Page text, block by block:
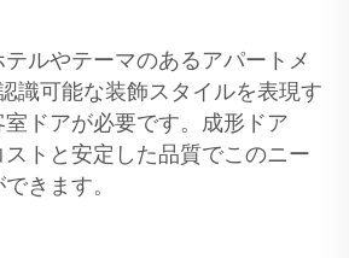
ルやテーマのあるアパートメ
識可能な装飾スタイルを表現す
ドアが必要です。成形ドア
トと安定した品質でこのニー
きます。